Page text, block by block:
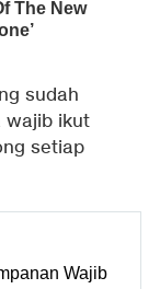
sudah
wajib ikut
setiap
Wajib